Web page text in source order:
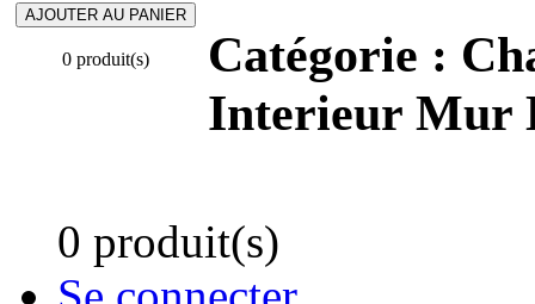
0 produit(s) Catégorie :
Interieur Mur
0 produit(s)